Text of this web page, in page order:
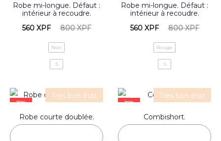
Robe mi-longue. Défaut :
intérieur à recoudre.
800XPF
560 XPF
Noir
S
Robe mi-longue. Défaut :
intérieur à recoudre.
800XPF
560 XPF
Rouge
S
Très bon état
30%
Robe courte doublée.
Très bon état
30%
Combishort.